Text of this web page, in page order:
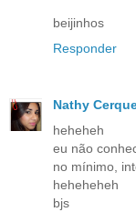
beijinhos
Responder
Nathy
heheheh
eu não
no mínimo,
heheheheh
bjs